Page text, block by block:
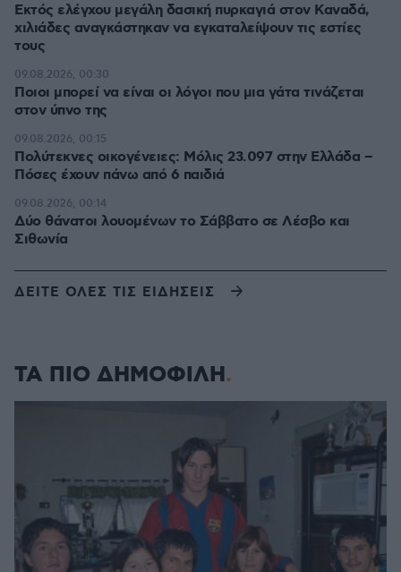
Εκτός ελέγχου μεγάλη δασική πυρκαγιά στον Καναδά,
χιλιάδες αναγκάστηκαν να εγκαταλείψουν τις εστίες
τους
Ποιοι μπορεί να είναι οι λόγοι που μια γάτα τινάζεται
στον ύπνο της
09.08.2026, 00:30
Πολύτεκνες οικογένειες: Μόλις 23.097 στην Ελλάδα –
Πόσες έχουν πάνω από 6 παιδιά
09.08.2026, 00:15
Δύο θάνατοι λουομένων το Σάββατο σε Λέσβο και
Σιθωνία
09.08.2026, 00:14
ΔΕΙΤΕ ΟΛΕΣ ΤΙΣ ΕΙΔΗΣΕΙΣ
ΤΑ ΠΙΟ ΔΗΜΟΦΙΛΗ